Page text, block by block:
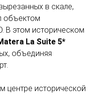
в скале,
объектом
В этом историческом
La Suite 5*
объединяя
центре исторической